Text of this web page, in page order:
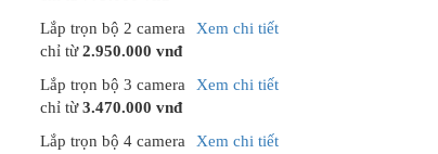
Lắp trọn bộ 2 camera
chỉ từ2.950.000 vnđ
Xem chi tiết
Lắp trọn bộ 3 camera
chỉ từ3.470.000 vnđ
Xem chi tiết
Lắp trọn bộ 4 camera
Xem chi tiết